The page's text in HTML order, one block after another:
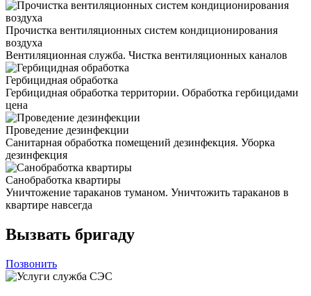
Прочистка вентиляционных систем кондиционирования
воздуха
Вентиляционная служба. Чистка вентиляционных каналов
Гербицидная обработка
Гербицидная обработка территории. Обработка гербицидами
цена
Проведение дезинфекции
Санитарная обработка помещений дезинфекция. Уборка
дезинфекция
Санобработка квартиры
Уничтожение тараканов туманом. Уничтожить тараканов в
квартире навсегда
Вызвать бригаду
Позвонить